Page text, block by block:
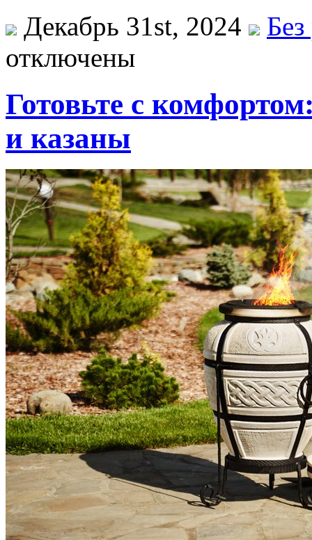
Декабрь 31st, 2024
отключены
Готовьте с
и казаны